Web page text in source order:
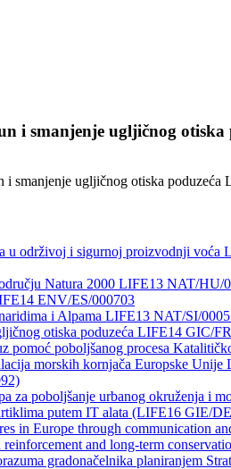
smanjenje ugljičnog otiska
smanjenje ugljičnog otiska poduzeća
u održivoj i sigurnoj proizvodnji voća
Natura 2000 LIFE13 NAT/HU/
ENV/ES/000703
i Alpama LIFE13 NAT/SI/
otiska poduzeća LIFE14 GIC/
poboljšanog procesa
morskih kornjača Europske
za poboljšanje urbanog okruženja i
putem IT alata (LIFE16 GIE/
Europe through communication
and long-term
gradonačelnika planiranjem